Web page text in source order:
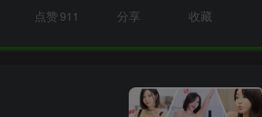
点赞 911 分享 收藏